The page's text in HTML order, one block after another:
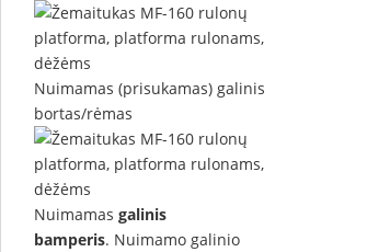
Nuimamas (prisukamas) galinis
bortas/rėmas
Nuimamas galinis
bamperis. Nuimamo galinio